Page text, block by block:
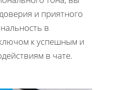
и приятного
в
к успешным и
в чате.